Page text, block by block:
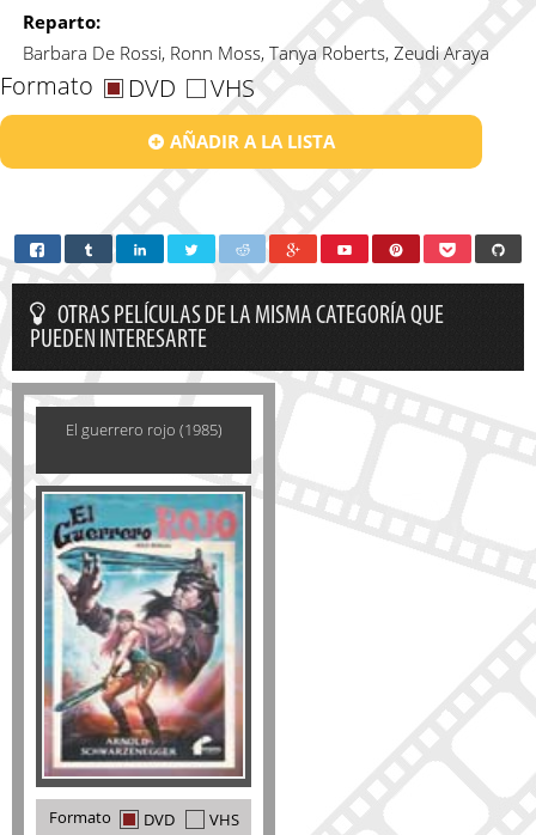
Reparto:
Barbara De Rossi, Ronn Moss, Tanya Roberts, Zeudi Araya
Formato DVD VHS
AÑADIR A LA LISTA
OTRAS PELÍCULAS DE LA MISMA CATEGORÍA QUE
PUEDEN INTERESARTE
El guerrero rojo (1985)
Formato DVD VHS